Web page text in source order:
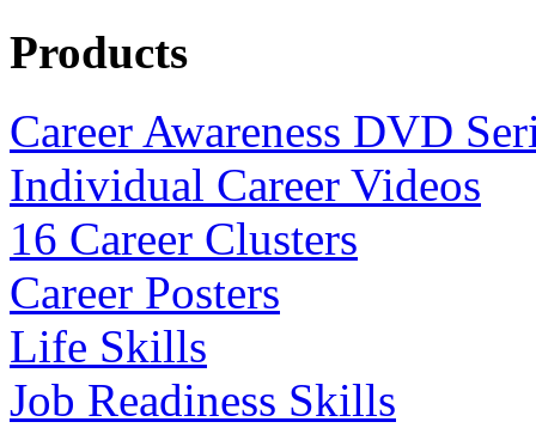
Products
Career Awareness DVD
Individual Career Videos
16 Career Clusters
Career Posters
Life Skills
Job Readiness Skills